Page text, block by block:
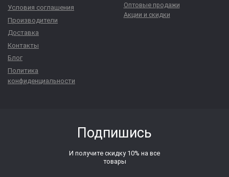
Условия соглашения
Производители
Доставка
Контакты
Блог
Политика
конфиденциальности
Оптовые продажи
Акции и скидки
Подпишись
И получите скидку 10% на все
товары